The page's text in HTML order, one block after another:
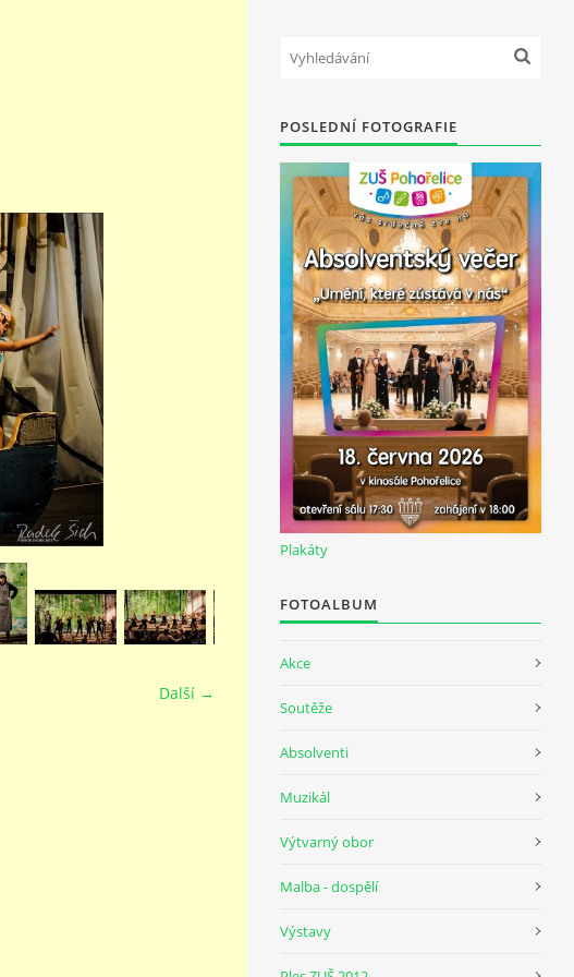
Další →
POSLEDNÍ FOTOGRAFIE
Plakáty
FOTOALBUM
Akce
Soutěže
Absolventi
Muzikál
Výtvarný obor
Malba - dospělí
Výstavy